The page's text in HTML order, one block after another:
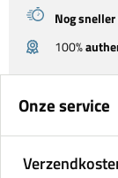
Nog sneller
100%
Onze service